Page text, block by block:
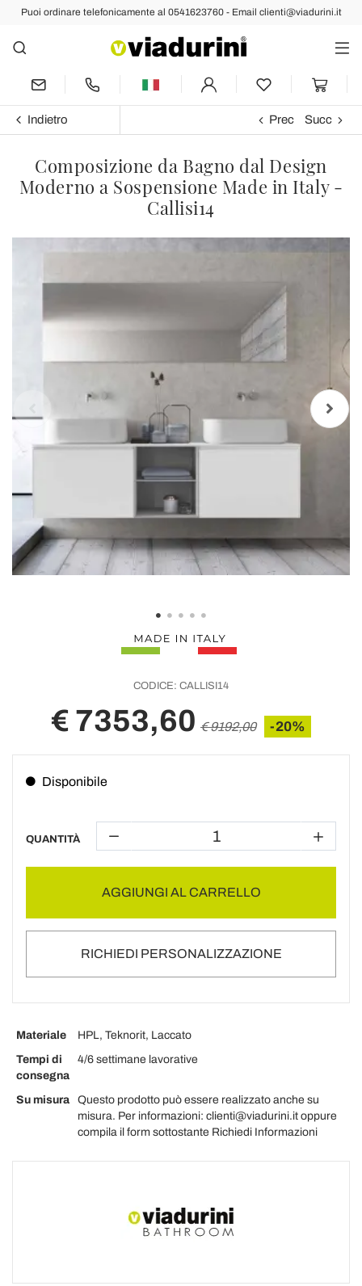
Puoi ordinare telefonicamente al 0541623760 - Email clienti@viadurini.it
Indietro Prec Succ
Composizione da Bagno dal Design
Moderno a Sospensione Made in Italy -
Callisi14
CODICE: CALLISI14
€ 7353,60 € 9192,00 -20%
Disponibile
QUANTITÀ
AGGIUNGI AL CARRELLO
RICHIEDI PERSONALIZZAZIONE
Materiale
HPL, Teknorit, Laccato
Tempi di
consegna
4/6 settimane lavorative
Su misura
Questo prodotto può essere realizzato anche su
misura. Per informazioni: clienti@viadurini.it oppure
compila il form sottostante Richiedi Informazioni